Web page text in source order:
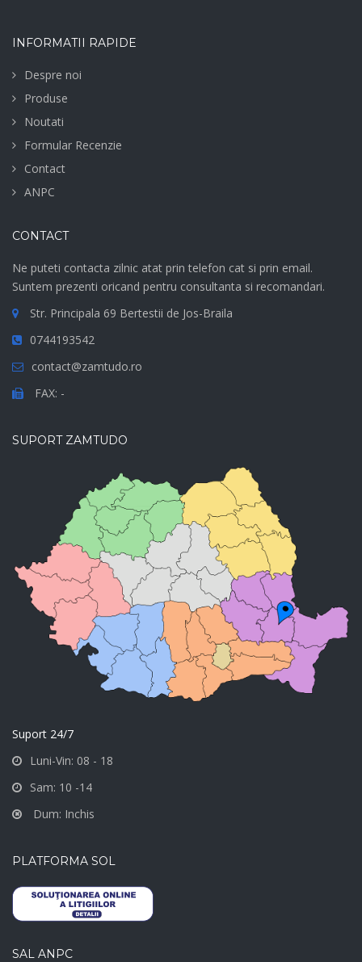
INFORMATII RAPIDE
Despre noi
Produse
Noutati
Formular Recenzie
Contact
ANPC
CONTACT
Ne puteti contacta zilnic atat prin telefon cat si prin email.
Suntem prezenti oricand pentru consultanta si recomandari.
Str. Principala 69 Bertestii de Jos-Braila
0744193542
contact@zamtudo.ro
FAX: -
SUPORT ZAMTUDO
Suport 24/7
Luni-Vin: 08 - 18
Sam: 10 -14
Dum: Inchis
PLATFORMA SOL
SAL ANPC